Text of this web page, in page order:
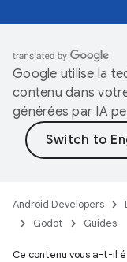
Google utilise la
contenu dans
générées par IA
Android Developers
Godot
Guides
Ce contenu vous a-t-il